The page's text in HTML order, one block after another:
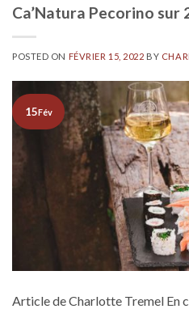
Ca’Natura Pecorino sur
POSTED ON FÉVRIER 15, 2022 BY
15Fév
Article de Charlotte Tremel En